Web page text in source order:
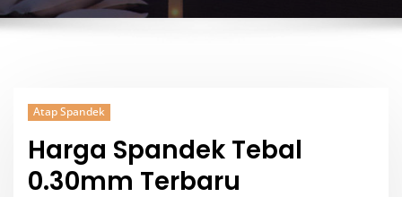
Atap Spandek
Harga Spandek Tebal
0.30mm Terbaru